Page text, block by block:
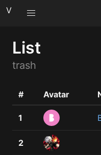
V
List
trash
# Avatar
1
2